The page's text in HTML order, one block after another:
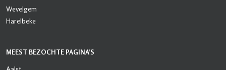
Wevelgem
Harelbeke
MEEST BEZOCHTE PAGINA’S